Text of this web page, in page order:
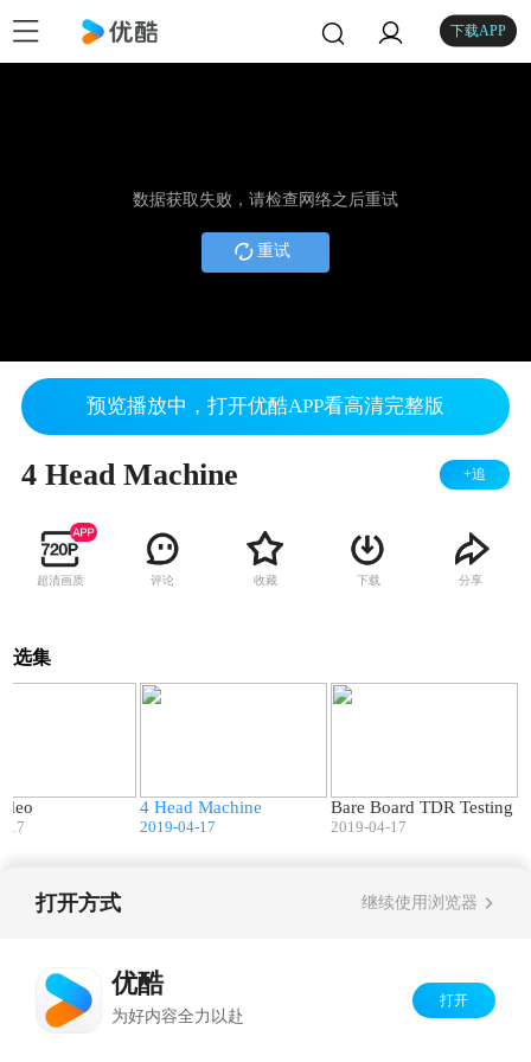
下载APP
数据获取失败，请检查网络之后重试
重试
预览播放中，打开优酷APP看高清完整版
4 Head Machine +追
超清画质 评论 收藏 下载 分享
选集
17
4 Head Machine
2019-04-17
Bare Board TDR Testing
2019-04-17
打开方式 继续使用浏览器
优酷
为好内容全力以赴
打开